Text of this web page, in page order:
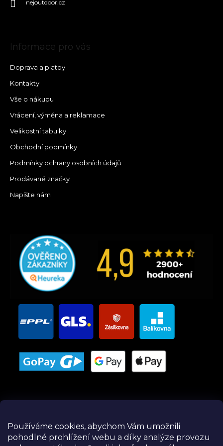
Používáme cookies, abychom Vám umožnili
pohodlné prohlížení webu a díky analýze provozu
nejoutdoor.cz
Informace pro vás
Doprava a platby
Kontakty
Vše o nákupu
Vrácení, výměna a reklamace
Velikostní tabulky
Obchodní podmínky
Podmínky ochrany osobních údajů
Prodávané značky
Napište nám
Instagram